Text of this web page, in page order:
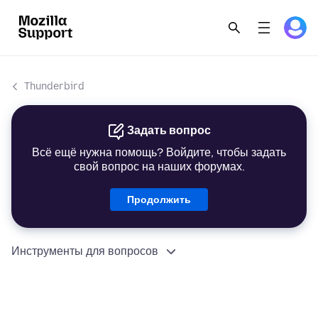
Thunderbird
Задать вопрос
Всё ещё нужна помощь? Войдите, чтобы задать
свой вопрос на наших форумах.
Продолжить
Инструменты для вопросов